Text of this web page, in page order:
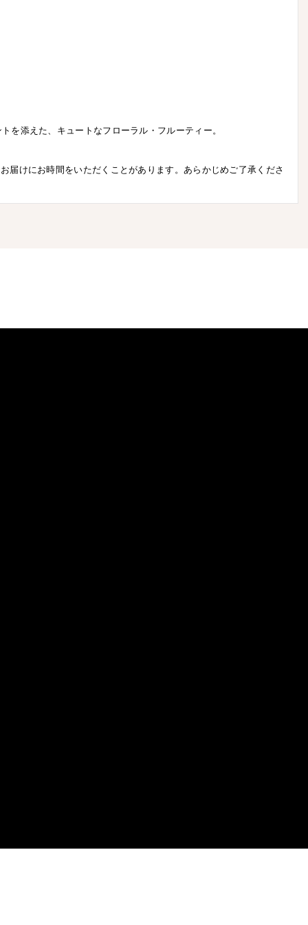
を添えた、キュートなフローラル・フルーティー。
けにお時間をいただくことがあります。あらかじめご了承くださ